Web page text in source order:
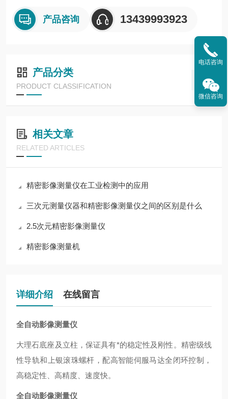
产品咨询 13439993923
产品分类
PRODUCT CLASSIFICATION
相关文章
RELATED ARTICLES
精密影像测量仪在工业检测中的应用
三次元测量仪器和精密影像测量仪之间的区别是什么
2.5次元精密影像测量仪
精密影像测量机
详细介绍 在线留言
全自动影像测量仪
大理石底座及立柱，保证具有*的稳定性及刚性。精密级线
性导轨和上银滚珠螺杆，配高智能伺服马达全闭环控制，
高稳定性、高精度、速度快。
全自动影像测量仪
电话咨询
微信咨询